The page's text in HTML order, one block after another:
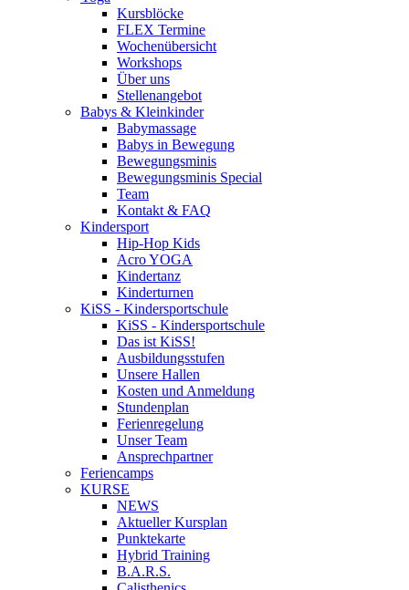
Kursblöcke
FLEX Termine
Wochenübersicht
Workshops
Über uns
Stellenangebot
Babys & Kleinkinder
Babymassage
Babys in Bewegung
Bewegungsminis
Bewegungsminis Special
Team
Kontakt & FAQ
Kindersport
Hip-Hop Kids
Acro YOGA
Kindertanz
Kinderturnen
KiSS - Kindersportschule
KiSS - Kindersportschule
Das ist KiSS!
Ausbildungsstufen
Unsere Hallen
Kosten und Anmeldung
Stundenplan
Ferienregelung
Unser Team
Ansprechpartner
Feriencamps
KURSE
NEWS
Aktueller Kursplan
Punktekarte
Hybrid Training
B.A.R.S.